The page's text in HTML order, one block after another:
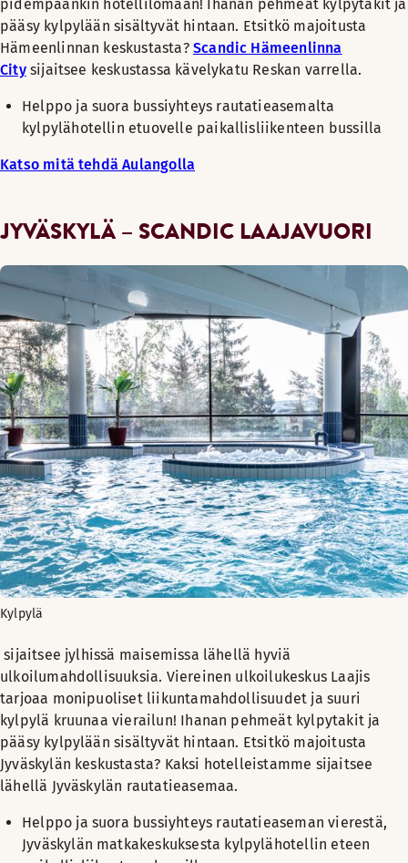
pidempäänkin hotellilomaan! Ihanan pehmeät kylpytakit ja
pääsy kylpylään sisältyvät hintaan. Etsitkö majoitusta
Hämeenlinnan keskustasta? Scandic Hämeenlinna
Citysijaitsee keskustassa kävelykatu Reskan varrella.
Helppo ja suora bussiyhteys rautatieasemalta
kylpylähotellin etuovelle paikallisliikenteen bussilla
Katso mitä tehdä Aulangolla
JYVÄSKYLÄ – SCANDIC LAAJAVUORI
Kylpylä
sijaitsee jylhissä maisemissa lähellä hyviä
ulkoilumahdollisuuksia. Viereinen ulkoilukeskus Laajis
tarjoaa monipuoliset liikuntamahdollisuudet ja suuri
kylpylä kruunaa vierailun! Ihanan pehmeät kylpytakit ja
pääsy kylpylään sisältyvät hintaan. Etsitkö majoitusta
Jyväskylän keskustasta? Kaksi hotelleistamme sijaitsee
lähellä Jyväskylän rautatieasemaa.
Helppo ja suora bussiyhteys rautatieaseman vierestä,
Jyväskylän matkakeskuksesta kylpylähotellin eteen